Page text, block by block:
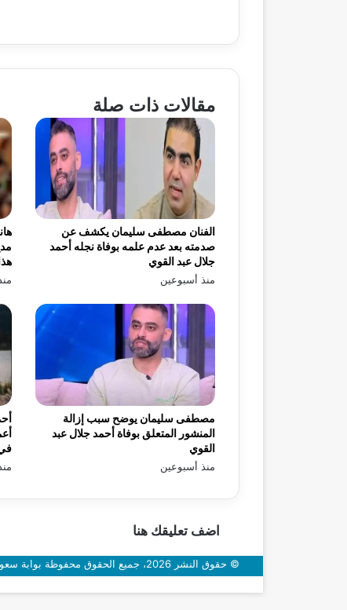
مقالات ذات صلة
الفنان مصطفى سليمان يكشف عن
صدمته بعد عدم علمه بوفاة نجله أحمد
جلال عبد القوي
منذ أسبوعين
مصطفى سليمان يوضح سبب إزالة
المنشور المتعلق بوفاة أحمد جلال عبد
القوي
منذ أسبوعين
اضف تعليقك هنا
© حقوق النشر 2026، جميع الحقوق محفوظة بوابة سعودي اون